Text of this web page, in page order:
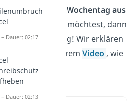
inExcel einen Wochentag aus
Datum
ermitteln möchtest, dann
hier genau richtig! Wir erklären
Beitrag und unserem Video , wie
– Dauer: 02:17
Dauer: 02:13